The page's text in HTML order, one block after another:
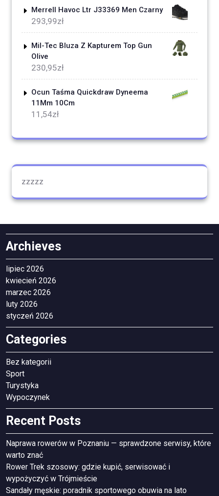
Merrell Havoc Ltr J33369 Men Czarny
293,99zł
Mil-Tec Bluza Z Kapturem Top Gun
Olive
230,95zł
Ocun Taśma Quickdraw Dyneema
11Mm 10Cm
11,54zł
zzzzz
Archieves
lipiec 2026
kwiecień 2026
marzec 2026
luty 2026
styczeń 2026
Categories
Bez kategorii
Sport
Turystyka
Wypoczynek
Recent Posts
Naprawa rowerów w Poznaniu — sprawdzone serwisy, które
warto znać
Rower Trek szosowy: gdzie kupić, serwisować i
wypożyczyć w Trójmieście
Sandały męskie: poradnik sportowego obuwia na lato